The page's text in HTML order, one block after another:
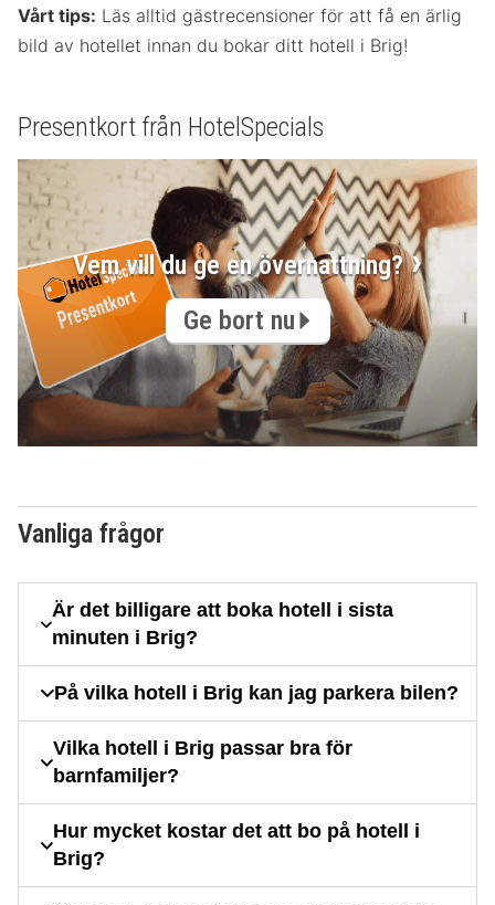
Vårt tips: Läs alltid gästrecensioner för att få en ärlig
bild av hotellet innan du bokar ditt hotell i Brig!
Presentkort från HotelSpecials
Vem vill du ge en övernattning?
Ge bort nu
Vanliga frågor
Är det billigare att boka hotell i sista
minuten i Brig?
På vilka hotell i Brig kan jag parkera bilen?
Vilka hotell i Brig passar bra för
barnfamiljer?
Hur mycket kostar det att bo på hotell i
Brig?